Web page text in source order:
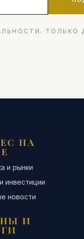
ТОЛЬКО
НА
и рынки
инвестиции
новости
И